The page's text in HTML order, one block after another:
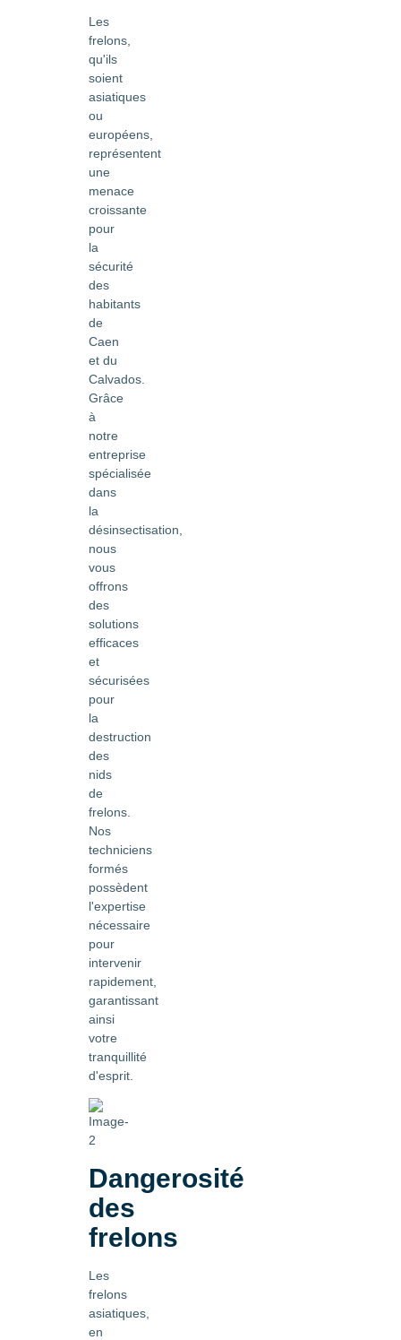
Les
frelons,
qu'ils
soient
asiatiques
ou
européens,
représentent
une
menace
croissante
pour
la
sécurité
des
habitants
de
Caen
et du
Calvados.
Grâce
à
notre
entreprise
spécialisée
dans
la
désinsectisation,
nous
vous
offrons
des
solutions
efficaces
et
sécurisées
pour
la
destruction
des
nids
de
frelons.
Nos
techniciens
formés
possèdent
l'expertise
nécessaire
pour
intervenir
rapidement,
garantissant
ainsi
votre
tranquillité
d'esprit.
Dangerosité
des
frelons
Les
frelons
asiatiques,
en